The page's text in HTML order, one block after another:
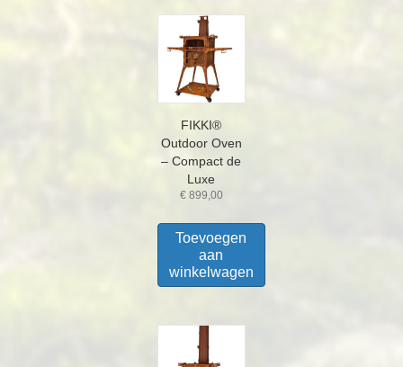
FIKKI®
Outdoor Oven
– Compact de
Luxe
€899,00
Toevoegen
aan
winkelwagen